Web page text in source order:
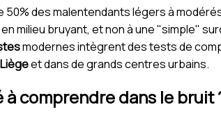
des malentendants légers à
milieu bruyant, et non à une "simple"
modernes intègrent des tests de
Liègeet dans de grands centres urbains.
comprendre dans le bruit